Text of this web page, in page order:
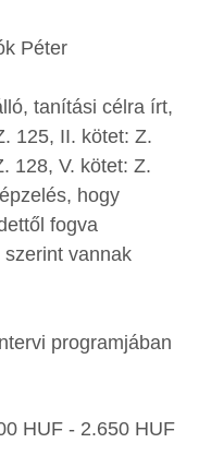
Péter
tanítási célra írt,
125, II. kötet: Z.
128, V. kötet: Z.
hogy
fogva
szerint vannak
programjában
HUF - 2.650 HUF